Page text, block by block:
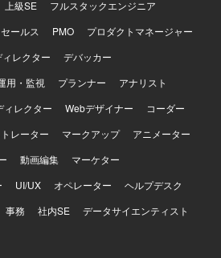
上級SE
フルスタックエンジニア
ールス PMO
プロダクトマネージャー
レクター
デバッカー
用・監視 プランナー
アナリスト
ィレクター Webデザイナー
コーダー
レーター マークアップ
アニメーター
動画編集
マーケター
UI/UX オペレーター
ヘルプデスク
事務 社内SE
データサイエンティスト